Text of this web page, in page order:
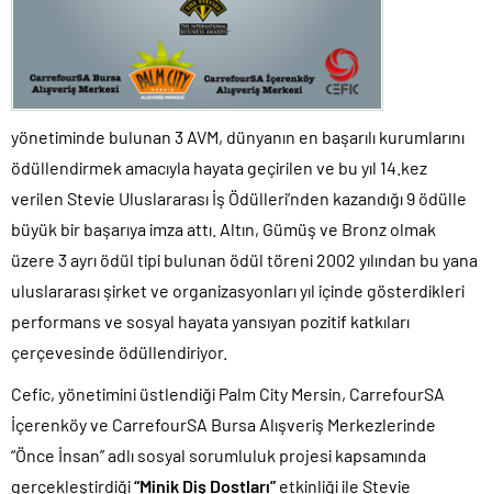
yönetiminde bulunan 3 AVM, dünyanın en başarılı kurumlarını
ödüllendirmek amacıyla hayata geçirilen ve bu yıl 14.kez
verilen Stevie Uluslararası İş Ödülleri’nden kazandığı 9 ödülle
büyük bir başarıya imza attı. Altın, Gümüş ve Bronz olmak
üzere 3 ayrı ödül tipi bulunan ödül töreni 2002 yılından bu yana
uluslararası şirket ve organizasyonları yıl içinde gösterdikleri
performans ve sosyal hayata yansıyan pozitif katkıları
çerçevesinde ödüllendiriyor.
Cefic, yönetimini üstlendiği Palm City Mersin, CarrefourSA
İçerenköy ve CarrefourSA Bursa Alışveriş Merkezlerinde
“Önce İnsan” adlı sosyal sorumluluk projesi kapsamında
gerçekleştirdiği“Minik Diş Dostları” etkinliği ile Stevie